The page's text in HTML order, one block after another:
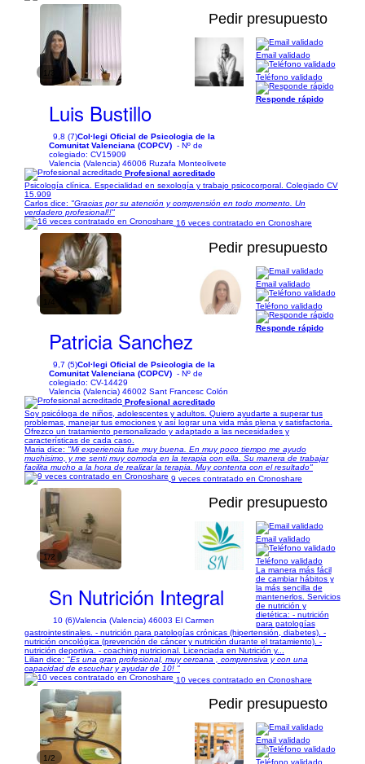
1/3
Pedir presupuesto
Luis Bustillo
9,8 (7)Col·legi Oficial de Psicologia de la
Comunitat Valenciana (COPCV) - Nº de
colegiado: CV15909
Valencia (Valencia) 46006 Ruzafa Monteolivete
Email validado
Teléfono validado
Responde rápido
Profesional acreditado
Psicología clínica. Especialidad en sexología y trabajo psicocorporal. Colegiado CV
15.909
Carlos dice: "Gracias por su atención y comprensión en todo momento. Un
verdadero profesional!!"
16 veces contratado en Cronoshare
Pedir presupuesto
Patricia Sanchez
9,7 (5)Col·legi Oficial de Psicologia de la
Comunitat Valenciana (COPCV) - Nº de
colegiado: CV-14429
Valencia (Valencia) 46002 Sant Francesc Colón
Email validado
Teléfono validado
Responde rápido
Profesional acreditado
Soy psicóloga de niños, adolescentes y adultos. Quiero ayudarte a superar tus
problemas, manejar tus emociones y así lograr una vida más plena y satisfactoria.
Ofrezco un tratamiento personalizado y adaptado a las necesidades y
características de cada caso.
Maria dice: "Mi experiencia fue muy buena. En muy poco tiempo me ayudo
muchisimo, y me senti muy comoda en la terapia con ella. Su manera de trabajar
facilita mucho a la hora de realizar la terapia. Muy contenta con el resultado"
9 veces contratado en Cronoshare
1/2
Pedir presupuesto
Sn Nutrición Integral
10 (6)Valencia (Valencia) 46003 El Carmen
Email validado
Teléfono validado
La manera más fácil
de cambiar hábitos y
la más sencilla de
mantenerlos. Servicios
de nutrición y
dietética: - nutrición
para patologías
gastrointestinales. - nutrición para patologías crónicas (hipertensión, diabetes). -
nutrición oncológica (prevención de cáncer y nutrición durante el tratamiento). -
nutrición deportiva. - coaching nutricional. Licenciada en Nutrición y...
Lilian dice: "Es una gran profesional, muy cercana , comprensiva y con una
capacidad de escuchar y ayudar de 10! "
10 veces contratado en Cronoshare
1/2
Pedir presupuesto
Email validado
Teléfono validado